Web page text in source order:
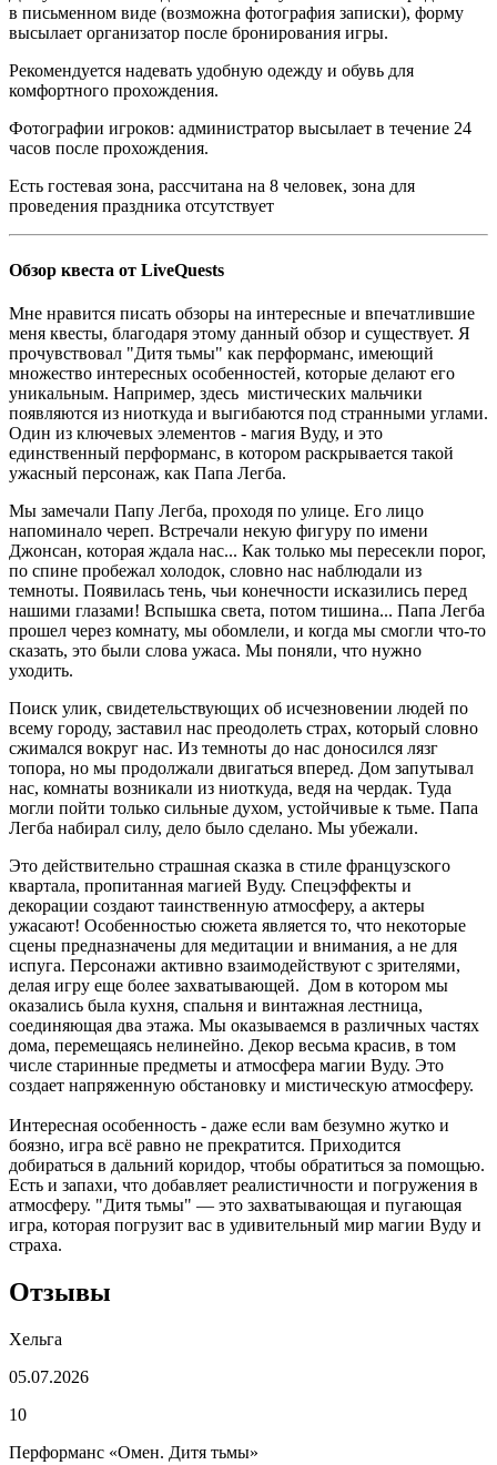
в письменном виде (возможна фотография записки), форму
высылает организатор после бронирования игры.
Рекомендуется надевать удобную одежду и обувь для
комфортного прохождения.
Фотографии игроков: администратор высылает в течение 24
часов после прохождения.
Есть гостевая зона, рассчитана на 8 человек, зона для
проведения праздника отсутствует
Обзор квеста от LiveQuests
Мне нравится писать обзоры на интересные и впечатлившие
меня квесты, благодаря этому данный обзор и существует. Я
прочувствовал "Дитя тьмы" как перформанс, имеющий
множество интересных особенностей, которые делают его
уникальным. Например, здесь мистических мальчики
появляются из ниоткуда и выгибаются под странными углами.
Один из ключевых элементов - магия Вуду, и это
единственный перформанс, в котором раскрывается такой
ужасный персонаж, как Папа Легба.
Мы замечали Папу Легба, проходя по улице. Его лицо
напоминало череп. Встречали некую фигуру по имени
Джонсан, которая ждала нас... Как только мы пересекли порог,
по спине пробежал холодок, словно нас наблюдали из
темноты. Появилась тень, чьи конечности исказились перед
нашими глазами! Вспышка света, потом тишина... Папа Легба
прошел через комнату, мы обомлели, и когда мы смогли что-то
сказать, это были слова ужаса. Мы поняли, что нужно
уходить.
Поиск улик, свидетельствующих об исчезновении людей по
всему городу, заставил нас преодолеть страх, который словно
сжимался вокруг нас. Из темноты до нас доносился лязг
топора, но мы продолжали двигаться вперед. Дом запутывал
нас, комнаты возникали из ниоткуда, ведя на чердак. Туда
могли пойти только сильные духом, устойчивые к тьме. Папа
Легба набирал силу, дело было сделано. Мы убежали.
Это действительно страшная сказка в стиле французского
квартала, пропитанная магией Вуду. Спецэффекты и
декорации создают таинственную атмосферу, а актеры
ужасают! Особенностью сюжета является то, что некоторые
сцены предназначены для медитации и внимания, а не для
испуга. Персонажи активно взаимодействуют с зрителями,
делая игру еще более захватывающей. Дом в котором мы
оказались была кухня, спальня и винтажная лестница,
соединяющая два этажа. Мы оказываемся в различных частях
дома, перемещаясь нелинейно. Декор весьма красив, в том
числе старинные предметы и атмосфера магии Вуду. Это
создает напряженную обстановку и мистическую атмосферу.
Интересная особенность - даже если вам безумно жутко и
боязно, игра всё равно не прекратится. Приходится
добираться в дальний коридор, чтобы обратиться за помощью.
Есть и запахи, что добавляет реалистичности и погружения в
атмосферу. "Дитя тьмы" — это захватывающая и пугающая
игра, которая погрузит вас в удивительный мир магии Вуду и
страха.
Отзывы
Хельга
05.07.2026
10
Перформанс «Омен. Дитя тьмы»